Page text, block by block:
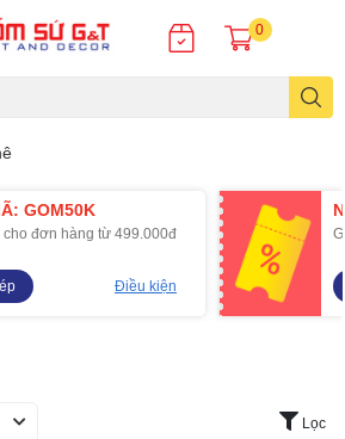
0
GOM50K
cho đơn hàng từ 499.000đ
Điều kiện
Lọc